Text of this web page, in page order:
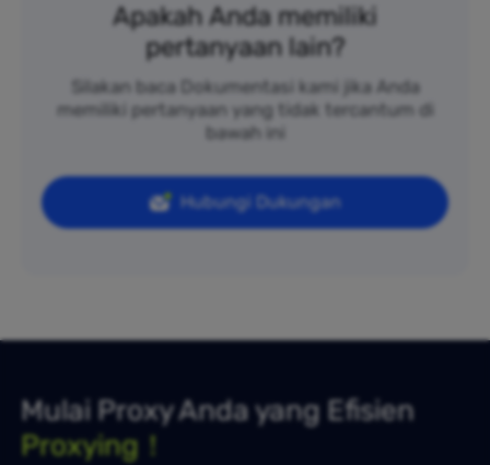
Apakah Anda memiliki
pertanyaan lain?
Silakan baca Dokumentasi kami jika Anda
memiliki pertanyaan yang tidak tercantum di
bawah ini
Hubungi Dukungan
Mulai Proxy Anda yang Efisien
Proxying！